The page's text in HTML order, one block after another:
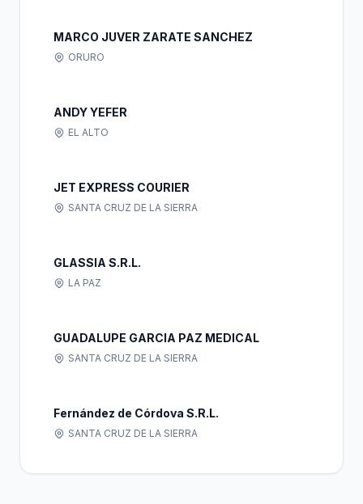
MARCO JUVER ZARATE SANCHEZ
ORURO
ANDY YEFER
EL ALTO
JET EXPRESS COURIER
SANTA CRUZ DE LA SIERRA
GLASSIA S.R.L.
LA PAZ
GUADALUPE GARCIA PAZ MEDICAL
SANTA CRUZ DE LA SIERRA
Fernández de Córdova S.R.L.
SANTA CRUZ DE LA SIERRA